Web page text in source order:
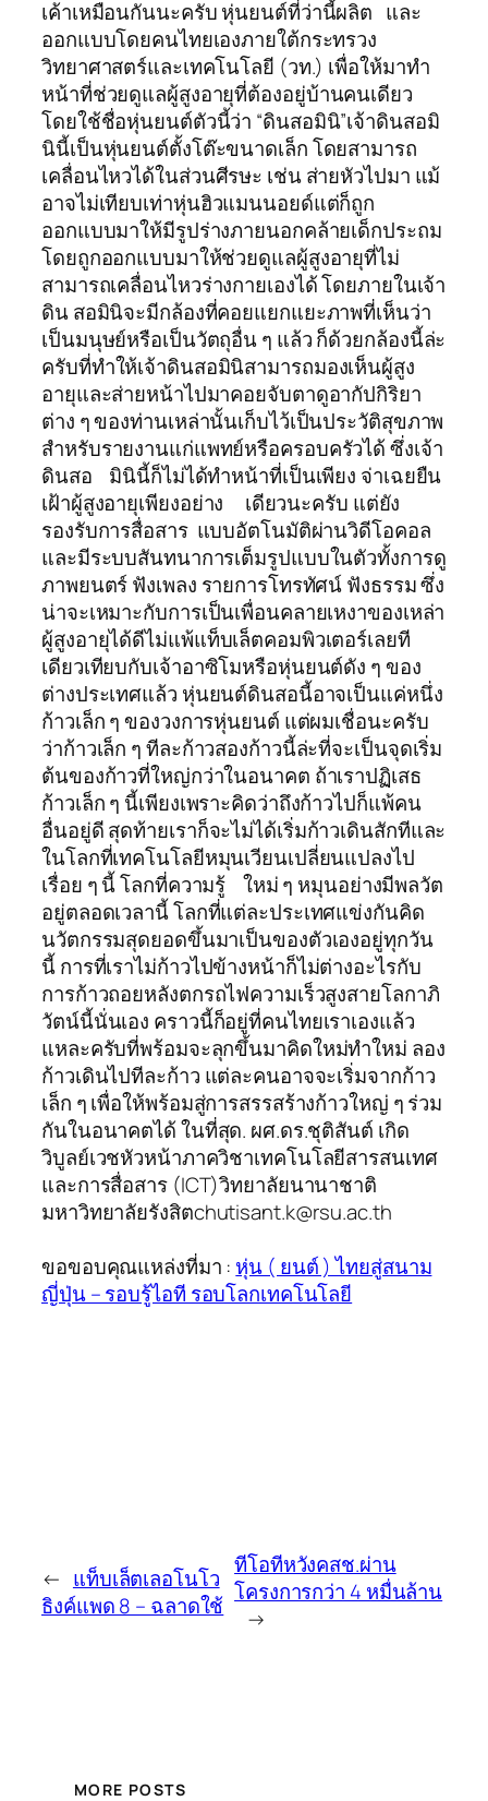
เค้าเหมือนกันนะครับ หุ่นยนต์ที่ว่านี้ผลิต และ
ออกแบบโดยคนไทยเองภายใต้กระทรวง
วิทยาศาสตร์และเทคโนโลยี (วท.) เพื่อให้มาทำ
หน้าที่ช่วยดูแลผู้สูงอายุที่ต้องอยู่บ้านคนเดียว
โดยใช้ชื่อหุ่นยนต์ตัวนี้ว่า “ดินสอมินิ”เจ้าดินสอมิ
นินี้เป็นหุ่นยนต์ตั้งโต๊ะขนาดเล็ก โดยสามารถ
เคลื่อนไหวได้ในส่วนศีรษะ เช่น ส่ายหัวไปมา แม้
อาจไม่เทียบเท่าหุ่นฮิวแมนนอยด์แต่ก็ถูก
ออกแบบมาให้มีรูปร่างภายนอกคล้ายเด็กประถม
โดยถูกออกแบบมาให้ช่วยดูแลผู้สูงอายุที่ไม่
สามารถเคลื่อนไหวร่างกายเองได้ โดยภายในเจ้า
ดิน สอมินิจะมีกล้องที่คอยแยกแยะภาพที่เห็นว่า
เป็นมนุษย์หรือเป็นวัตถุอื่น ๆ แล้ว ก็ด้วยกล้องนี้ล่ะ
ครับที่ทำให้เจ้าดินสอมินิสามารถมองเห็นผู้สูง
อายุและส่ายหน้าไปมาคอยจับตาดูอากัปกิริยา
ต่าง ๆ ของท่านเหล่านั้นเก็บไว้เป็นประวัติสุขภาพ
สำหรับรายงานแก่แพทย์หรือครอบครัวได้ ซึ่งเจ้า
ดินสอ มินินี้ก็ไม่ได้ทำหน้าที่เป็นเพียง จ่าเฉยยืน
เฝ้าผู้สูงอายุเพียงอย่าง เดียวนะครับ แต่ยัง
รองรับการสื่อสาร แบบอัตโนมัติผ่านวิดีโอคอล
และมีระบบสันทนาการเต็มรูปแบบในตัวทั้งการดู
ภาพยนตร์ ฟังเพลง รายการโทรทัศน์ ฟังธรรม ซึ่ง
น่าจะเหมาะกับการเป็นเพื่อนคลายเหงาของเหล่า
ผู้สูงอายุได้ดีไม่แพ้แท็บเล็ตคอมพิวเตอร์เลยที
เดียวเทียบกับเจ้าอาซิโมหรือหุ่นยนต์ดัง ๆ ของ
ต่างประเทศแล้ว หุ่นยนต์ดินสอนี้อาจเป็นแค่หนึ่ง
ก้าวเล็ก ๆ ของวงการหุ่นยนต์ แต่ผมเชื่อนะครับ
ว่าก้าวเล็ก ๆ ทีละก้าวสองก้าวนี้ล่ะที่จะเป็นจุดเริ่ม
ต้นของก้าวที่ใหญ่กว่าในอนาคต ถ้าเราปฏิเสธ
ก้าวเล็ก ๆ นี้เพียงเพราะคิดว่าถึงก้าวไปก็แพ้คน
อื่นอยู่ดี สุดท้ายเราก็จะไม่ได้เริ่มก้าวเดินสักทีและ
ในโลกที่เทคโนโลยีหมุนเวียนเปลี่ยนแปลงไป
เรื่อย ๆ นี้ โลกที่ความรู้ ใหม่ ๆ หมุนอย่างมีพลวัต
อยู่ตลอดเวลานี้ โลกที่แต่ละประเทศแข่งกันคิด
นวัตกรรมสุดยอดขึ้นมาเป็นของตัวเองอยู่ทุกวัน
นี้ การที่เราไม่ก้าวไปข้างหน้าก็ไม่ต่างอะไรกับ
การก้าวถอยหลังตกรถไฟความเร็วสูงสายโลกาภิ
วัตน์นี้นั่นเอง คราวนี้ก็อยู่ที่คนไทยเราเองแล้ว
แหละครับที่พร้อมจะลุกขึ้นมาคิดใหม่ทำใหม่ ลอง
ก้าวเดินไปทีละก้าว แต่ละคนอาจจะเริ่มจากก้าว
เล็ก ๆ เพื่อให้พร้อมสู่การสรรสร้างก้าวใหญ่ ๆ ร่วม
กันในอนาคตได้ ในที่สุด. ผศ.ดร.ชุติสันต์ เกิด
วิบูลย์เวชหัวหน้าภาควิชาเทคโนโลยีสารสนเทศ
และการสื่อสาร (ICT)วิทยาลัยนานาชาติ
มหาวิทยาลัยรังสิตchutisant.k@rsu.ac.th
ขอขอบคุณแหล่งที่มา : หุ่น ( ยนต์ ) ไทยสู่สนาม
ญี่ปุ่น – รอบรู้ไอที รอบโลกเทคโนโลยี
← แท็บเล็ตเลอโนโว
ธิงค์แพด 8 – ฉลาดใช้
ทีโอทีหวังคสช.ผ่าน
โครงการกว่า 4 หมื่นล้าน
→
MORE POSTS